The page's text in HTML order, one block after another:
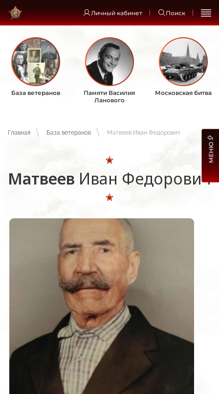
Личный кабинет Поиск
База ветеранов
Памяти Василия
Ланового
Московская битва
Главная База ветеранов Матвеев Иван Федорович
Матвеев Иван Федорович
МЕНЮ